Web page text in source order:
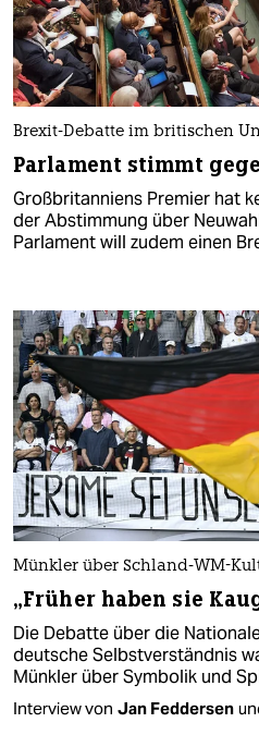
Brexit-Debatte im britischen
Parlament stimmt
Großbritanniens Premier hat
der Abstimmung über
Parlament will zudem einen
Münkler über Schland-WM-
„Früher haben sie
Die Debatte über die
deutsche Selbstverständnis
Münkler über Symbolik und
Interview von Jan Feddersen